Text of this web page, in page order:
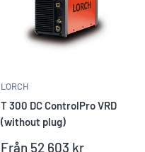
LORCH
T 300 DC ControlPro VRD
(without plug)
Reapris
Från 52 603 kr